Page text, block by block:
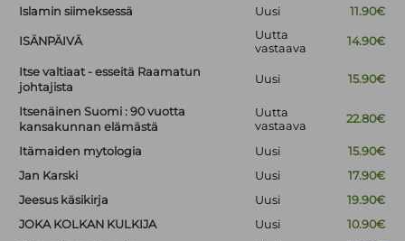
Islamin siimeksessä Uusi 11.90€
ISÄNPÄIVÄ
Uutta
vastaava
14.90€
Itse valtiaat - esseitä Raamatun
johtajista
Uusi 15.90€
Itsenäinen Suomi : 90 vuotta
kansakunnan elämästä
Uutta
vastaava
22.80€
Itämaiden mytologia Uusi
15.90€
Jan Karski
Uusi
17.90€
Jeesus käsikirja
Uusi
19.90€
JOKA KOLKAN KULKIJA
Uusi
10.90€